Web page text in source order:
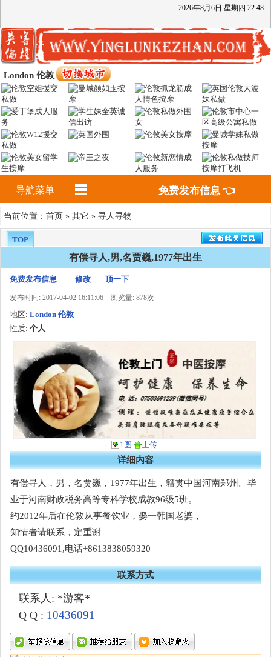
2026年8月 6日 星期四 22:48
London 伦敦
导航菜单 免费发布信息 👈
当前位置： 首页 » 其它 » 寻人寻物
TOP
有偿寻人,男,名贾巍,1977年出生
免费发布信息 修改 顶一下
发布时间: 2017-04-02 16:11:06 浏览量: 878次
地区: London 伦敦
性质: 个人
1图 上传
详细内容
有偿寻人，男，名贾巍，1977年出生，籍贯中国河南郑州。毕
业于河南财政税务高等专科学校成教96级5班。
约2012年后在伦敦从事餐饮业，娶一韩国老婆，
知情者请联系，定重谢
QQ10436091,电话+8613838059320
联系方式
联系人: *游客*
Q Q : 10436091